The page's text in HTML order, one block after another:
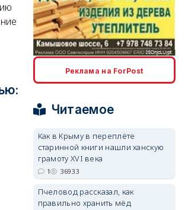
erid: 2SDnjcLUypt
erid: 2SDnjcrDNw6
Реклама на ForPost
Читаемое
Как в Крыму в переплёте
старинной книги нашли ханскую
грамоту XVI века
1 36933
Пчеловод рассказал, как
правильно хранить мёд